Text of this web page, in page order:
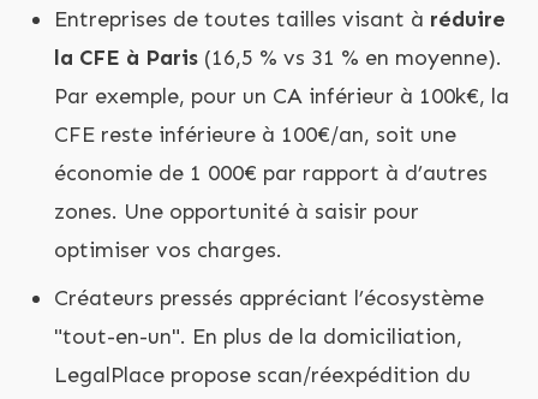
Entreprises de toutes tailles visant à réduire
la CFE à Paris (16,5 % vs 31 % en moyenne).
Par exemple, pour un CA inférieur à 100k€, la
CFE reste inférieure à 100€/an, soit une
économie de 1 000€ par rapport à d’autres
zones. Une opportunité à saisir pour
optimiser vos charges.
Créateurs pressés appréciant l’écosystème
"tout-en-un". En plus de la domiciliation,
LegalPlace propose scan/réexpédition du